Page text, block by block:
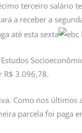
terceiro salário
a receber a
R$ 3.096,78.
Como nos
parcela foi